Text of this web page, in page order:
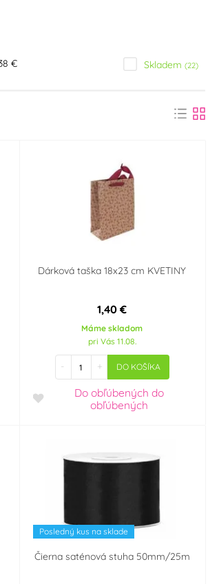
€ Skladem (22)
Dárková taška 18x23 cm KVETINY
1,40 €
Máme skladom
pri Vás 11.08.
- + DO KOŠÍKA
Do obľúbenýchdo
obľúbených
Posledný kus na sklade
Čierna saténová stuha 50mm/25m